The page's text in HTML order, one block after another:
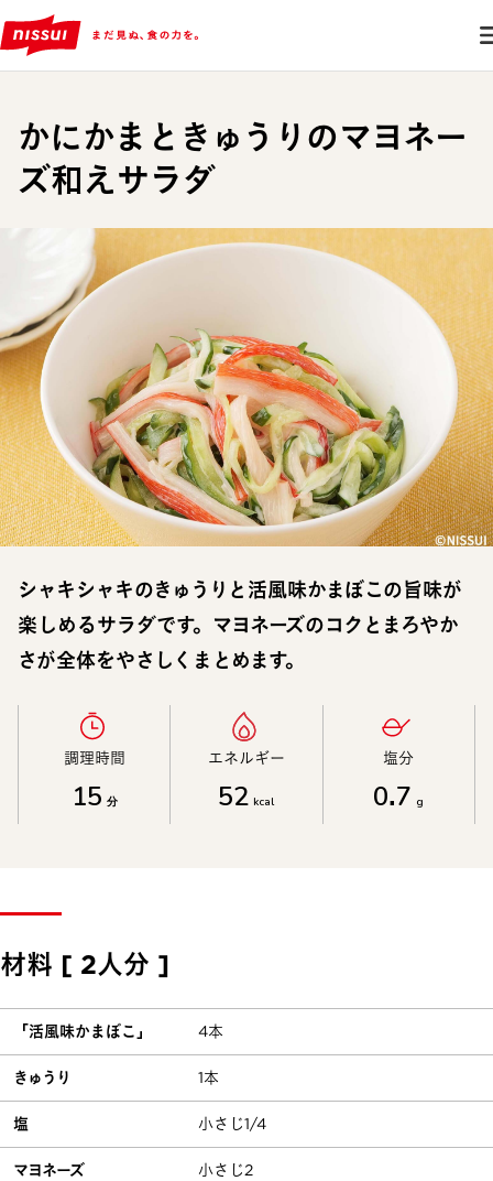
かにかまときゅうりのマヨネー
ズ和えサラダ
シャキシャキのきゅうりと活風味かまぼこの旨味が
楽しめるサラダです。マヨネーズのコクとまろやか
さが全体をやさしくまとめます。
調理時間​
15 分
エネルギー​
52 kcal
塩分​
0.7 g
材料 [ 2人分 ]
「活風味かまぼこ」 4本
きゅうり 1本
塩 小さじ1/4
マヨネーズ 小さじ2